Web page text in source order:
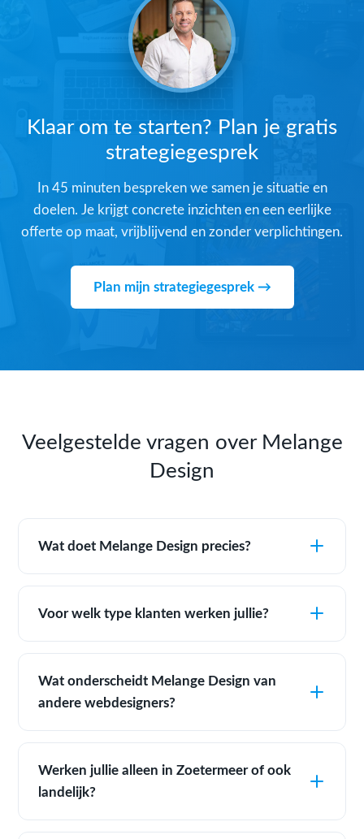
Klaar om te starten? Plan je gratis
strategiegesprek
In 45 minuten bespreken we samen je situatie en
doelen. Je krijgt concrete inzichten en een eerlijke
offerte op maat, vrijblijvend en zonder verplichtingen.
Plan mijn strategiegesprek →
Veelgestelde vragen over Melange
Design
Wat doet Melange Design precies?
Voor welk type klanten werken jullie?
Wat onderscheidt Melange Design van
andere webdesigners?
Werken jullie alleen in Zoetermeer of ook
landelijk?